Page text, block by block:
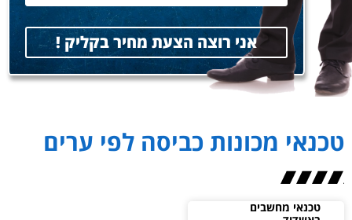
אני רוצה הצעת מחיר בקליק !
טכנאי מכונות כביסה לפי ערים
טכנאי מחשבים